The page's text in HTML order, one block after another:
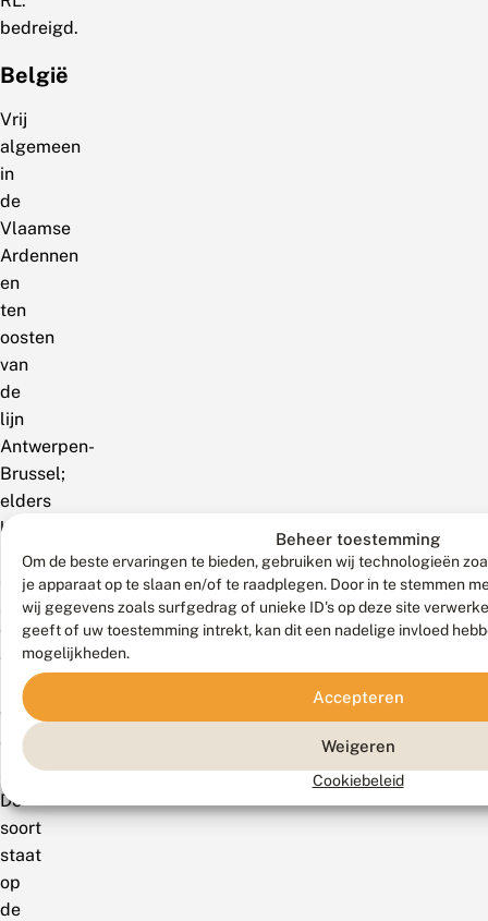
Beheer toestemming
Om de beste ervaringen te bieden, gebruiken wij technologieën
je apparaat op te slaan en/of te raadplegen. Door in te stemmen
wij gegevens zoals surfgedrag of unieke ID's op deze site
geeft of uw toestemming intrekt, kan dit een nadelige invloed
mogelijkheden.
Accepteren
Weigeren
Cookiebeleid
bedreigd.
België
Vrij
algemeen
in
de
Vlaamse
Ardennen
en
ten
oosten
van
de
lijn
Antwerpen-
Brussel;
elders
lokaal
Oost-
West-
Vlaanderen.
Wallonië
vrij
algemeen.
De
soort
staat
op
de